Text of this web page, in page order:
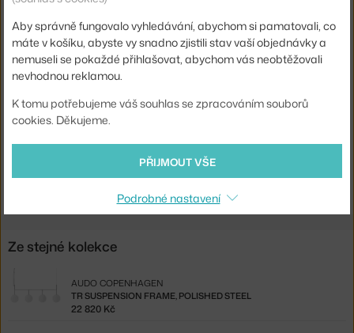
Hlavní materiál:
sklo
Patice / zdroj:
E27
Stmívatelné:
ano
Kód produktu
AUD-71132-001415
EAN
5709262031498
Ste zo Slovenska? Prejdite naLampa TR Bulb, brass/matte
Ze stejné kolekce
TR SUSPENSION FRAME, POLISHED STEEL
AUDO COPENHAGEN
22 820 Kč
Aby správně fungovalo vyhledávání, abychom si pamatovali, co
máte v košíku, abyste vy snadno zjistili stav vaší objednávky a
nemuseli se pokaždé přihlašovat, abychom vás neobtěžovali
nevhodnou reklamou.
K tomu potřebujeme váš souhlas se zpracováním souborů
cookies. Děkujeme.
PŘIJMOUT VŠE
Podrobné nastavení